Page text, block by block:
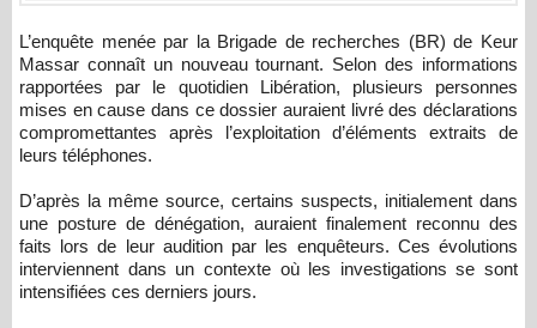
L’enquête menée par la Brigade de recherches (BR) de Keur
Massar connaît un nouveau tournant. Selon des informations
rapportées par le quotidien Libération, plusieurs personnes
mises en cause dans ce dossier auraient livré des déclarations
compromettantes après l’exploitation d’éléments extraits de
leurs téléphones.
D’après la même source, certains suspects, initialement dans
une posture de dénégation, auraient finalement reconnu des
faits lors de leur audition par les enquêteurs. Ces évolutions
interviennent dans un contexte où les investigations se sont
intensifiées ces derniers jours.